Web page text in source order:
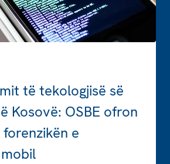
të tekologjisë së
Kosovë: OSBE ofron
e